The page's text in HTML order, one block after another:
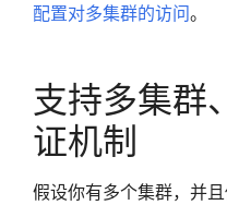
配置对多集群的访问。
支持多集群
证机制
假设你有多个集群，并